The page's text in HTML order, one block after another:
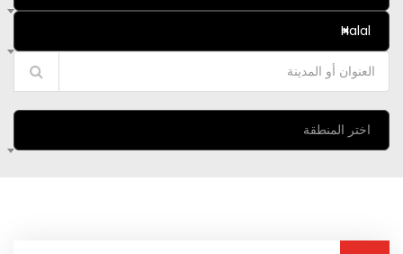
×
Halal
اختر المنطقة